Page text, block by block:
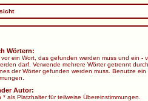
Wörtern:
vor ein Wort, das gefunden werden muss und ein -
darf. Verwende mehrere Wörter getrennt durch
der Wörter gefunden werden muss. Benutze ein
Autor:
* als Platzhalter für teilweise Übereinstimmungen.